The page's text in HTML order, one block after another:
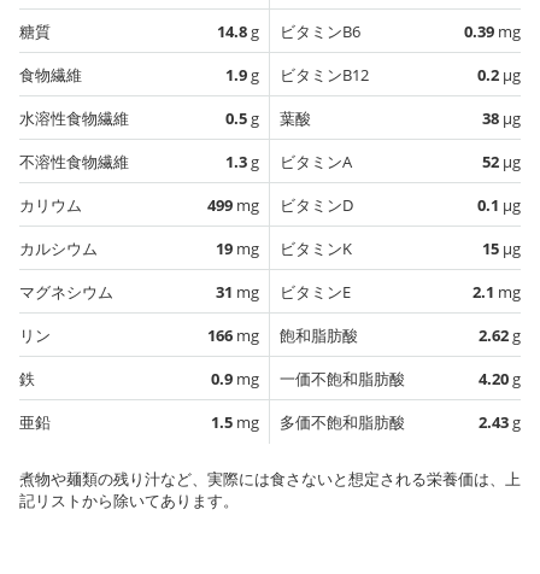
糖質
14.8g
食物繊維
1.9g
水溶性食物繊維
0.5g
不溶性食物繊維
1.3g
カリウム
499 mg
カルシウム
19 mg
マグネシウム
31 mg
リン
166 mg
鉄
0.9 mg
亜鉛
1.5 mg
ビタミンB6
0.39 mg
ビタミンB12
0.2 µg
葉酸
38 µg
ビタミンA
52 µg
ビタミンD
0.1 µg
ビタミンK
15 µg
ビタミンE
2.1 mg
飽和脂肪酸
2.62g
一価不飽和脂肪酸
4.20g
多価不飽和脂肪酸
2.43g
煮物や麺類の残り汁など、実際には食さないと想定される栄養価は、上
記リストから除いてあります。